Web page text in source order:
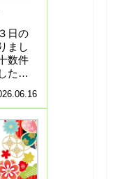
日の
まし
数件
た
客様